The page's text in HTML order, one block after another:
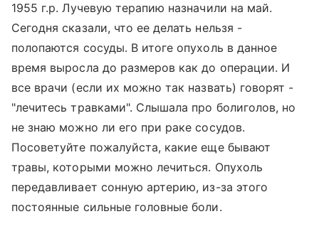
1955 г.р. Лучевую терапию назначили на май.
Сегодня сказали, что ее делать нельзя -
полопаются сосуды. В итоге опухоль в данное
время выросла до размеров как до операции. И
все врачи (если их можно так назвать) говорят -
"лечитесь травками". Слышала про болиголов, но
не знаю можно ли его при раке сосудов.
Посоветуйте пожалуйста, какие еще бывают
травы, которыми можно лечиться. Опухоль
передавливает сонную артерию, из-за этого
постоянные сильные головные боли.